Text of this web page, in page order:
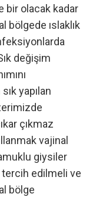
bir olacak kadar
bölgede ıslaklık
değişim
yapılan
çıkmaz
vajinal
giysiler
tercih edilmeli ve
bölge